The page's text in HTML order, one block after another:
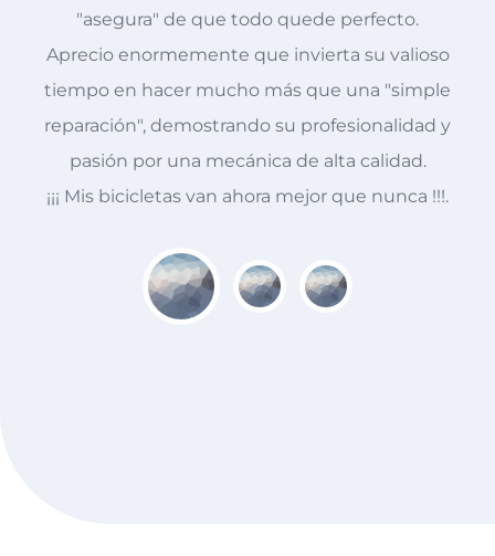
"asegura" de que todo quede perfecto.
Aprecio enormemente que invierta su valioso
tiempo en hacer mucho más que una "simple
reparación", demostrando su profesionalidad y
pasión por una mecánica de alta calidad.
¡¡¡ Mis bicicletas van ahora mejor que nunca !!!.